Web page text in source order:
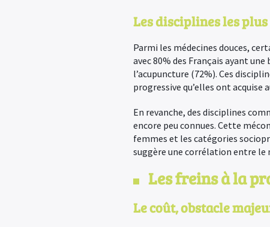
Les disciplines les
Parmi les médecines douces,
avec 80% des Français ayant
l’acupuncture (72%). Ces
progressive qu’elles ont acquise
En revanche, des disciplines
encore peu connues. Cette
femmes et les catégories
suggère une corrélation entre
Les freins à la
Le coût, obstacle